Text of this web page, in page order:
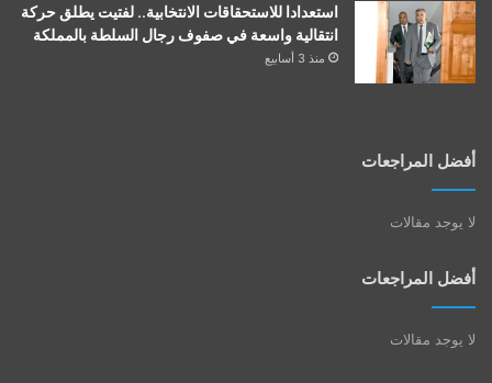
استعدادا للاستحقاقات الانتخابية.. لفتيت يطلق حركة
انتقالية واسعة في صفوف رجال السلطة بالمملكة
منذ 3 أسابيع
أفضل المراجعات
لا يوجد مقالات
أفضل المراجعات
لا يوجد مقالات